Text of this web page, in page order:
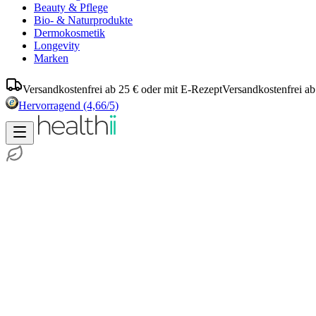
Beauty & Pflege
Bio- & Naturprodukte
Dermokosmetik
Longevity
Marken
Versandkostenfrei ab 25 € oder mit E-RezeptVersandkostenfrei
Hervorragend (4,66/5)